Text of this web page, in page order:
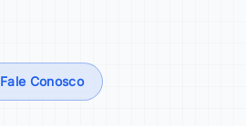
Fale Conosco